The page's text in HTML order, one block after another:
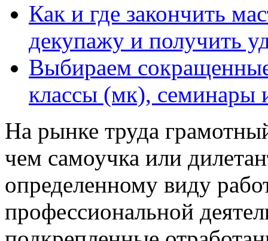
Как и где закончить
декупажу и получить
Выбираем
классы (мк), семинары
На рынке труда
чем самоучка или
определенному виду
профессиональной